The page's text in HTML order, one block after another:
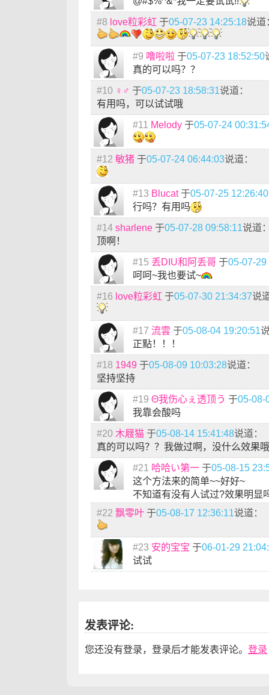
#8 love粒彩虹 于05-07-23 14:25:18说道
#9 噜啦啦 于05-07-23 18:52:50
真的可以吗？？
#10 ♀♂ 于05-07-23 18:58:31说道：
有用吗，可以试试哦
#11 Melody 于05-07-24
#12 敏猪 于05-07-24 06:44:03说道：
#13 Blucat于05-07-25 12:26:40
行吗？有用吗
#14 sharlene 于05-07-28 09:58:11说道
顶啊！
#15 丢DIU和阿丢哥 于05-07-29
呵呵~我也要试~
#16 love粒彩虹 于05-07-30 21:34:37说
#17 流雲 于05-08-04 19:20:51
正點！！！
#18 1949 于05-08-09 10:03:28说道：
坚持坚持
#19 Θ我伤心ぇ透顶う 于05-08-
我靠会酸吗
#20 木屐猫 于05-08-14 15:41:48说道：
真的可以吗？？我做过啊，没什么效果哦
#21 哈哈い第一 于05-08-15
这个方法来的简单~~好好~
不知道有没有人试过?效果明显
#22 飘零叶 于05-08-17 12:36:11说道：
#23 安的宝宝 于06-01-29
试试
发表评论:
您还没有登录，登录后才能发表评论。 登录